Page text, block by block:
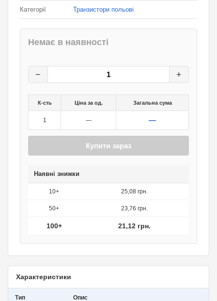
Категорії Транзистори польові
Немає в наявності
− +
К-сть Ціна за од. Загальна сума
1 — —
Купити зараз
Наявні знижки
10+ 25,08 грн.
50+ 23,76 грн.
100+ 21,12 грн.
Характеристики
Тип Опис